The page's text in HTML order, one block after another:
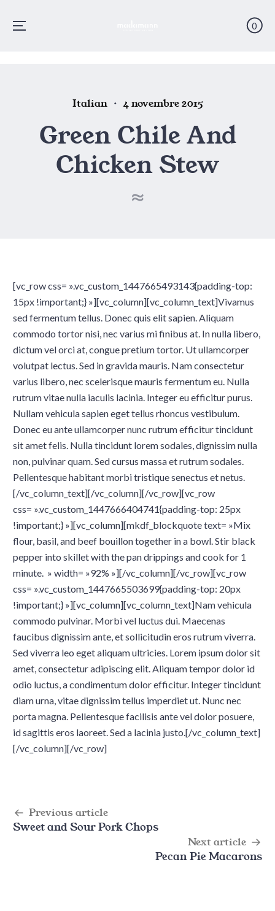
Menu
0
Posted
Italian
Posted
4 novembre 2015
Green Chile And
Chicken Stew
[vc_row css= ».vc_custom_1447665493143{padding-top:
15px !important;} »][vc_column][vc_column_text]Vivamus
sed fermentum tellus. Donec quis elit sapien. Aliquam
commodo tortor nisi, nec varius mi finibus at. In nulla libero,
dictum vel orci at, congue pretium tortor. Ut ullamcorper
volutpat lectus. Sed in gravida mauris. Nam consectetur
varius libero, nec scelerisque mauris fermentum eu. Nulla
rutrum vitae nulla iaculis lacinia. Integer eu efficitur purus.
Nullam vehicula sapien eget tellus rhoncus vestibulum.
Donec eu ante ullamcorper nunc rutrum efficitur tincidunt
sit amet felis. Nulla tincidunt lorem sodales, dignissim nulla
non, pulvinar quam. Sed cursus massa et rutrum sodales.
Pellentesque habitant morbi tristique senectus et netus.
[/vc_column_text][/vc_column][/vc_row][vc_row
css= ».vc_custom_1447666404741{padding-top: 25px
!important;} »][vc_column][mkdf_blockquote text= »Mix
flour, basil, and beef bouillon together in a bowl. Stir black
pepper into skillet with the pan drippings and cook for 1
minute. » width= »92% »][/vc_column][/vc_row][vc_row
css= ».vc_custom_1447665503699{padding-top: 20px
!important;} »][vc_column][vc_column_text]Nam vehicula
commodo pulvinar. Morbi vel luctus dui. Maecenas
faucibus dignissim ante, et sollicitudin eros rutrum viverra.
Sed viverra leo eget aliquam ultricies. Lorem ipsum dolor sit
amet, consectetur adipiscing elit. Aliquam tempor dolor id
odio luctus, a condimentum dolor efficitur. Integer tincidunt
diam urna, vitae dignissim tellus imperdiet ut. Nunc nec
porta magna. Pellentesque facilisis ante vel dolor posuere,
id sagittis eros laoreet. Sed a lacinia justo.[/vc_column_text]
[/vc_column][/vc_row]
Post
navigation
Previous article
Sweet and Sour Pork Chops
Next article
Pecan Pie Macarons